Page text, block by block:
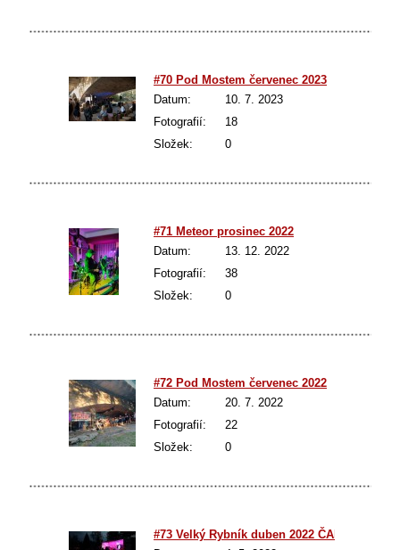
#70 Pod Mostem červenec 2023
Datum:
10. 7. 2023
Fotografií:
18
Složek:
0
#71 Meteor prosinec 2022
Datum:
13. 12. 2022
Fotografií:
38
Složek:
0
#72 Pod Mostem červenec 2022
Datum:
20. 7. 2022
Fotografií:
22
Složek:
0
#73 Velký Rybník duben 2022 ČARODĚJNICE